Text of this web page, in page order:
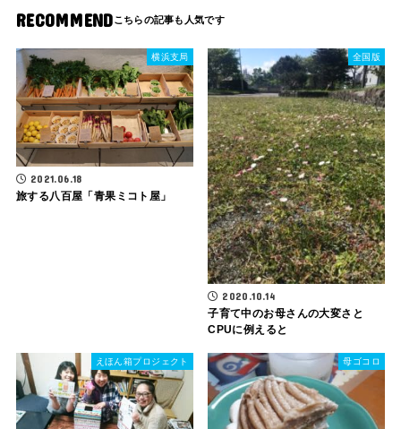
RECOMMEND
横浜支局
2021.06.18
旅する八百屋「青果ミコト屋」
全国版
2020.10.14
子育て中のお母さんの大変さと
CPUに例えると
えほん箱プロジェクト 母ゴコロ